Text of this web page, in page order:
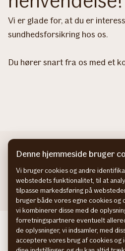
Vi er glade for, at du er
sundhedsforsikring hos os.
Du hører snart fra os med et
If
If
If
Denne hjemmeside bruger
Vi bruger cookies og andre
webstedets funktionalitet, til at
tilpasse markedsføring på
bruger både vores egne cookies
vi kombinerer disse med de
forretningspartnere eventuelt
de oplysninger, vi indsamler, med
acceptere vores brug af cookies